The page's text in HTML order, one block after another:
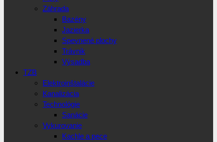
Záhrada
Bazény
Jazierka
Spevnené plochy
Trávnik
Výsadba
TZB
Elektroinštalácie
Kanalizácia
Technológie
Sanácie
Vykurovanie
Kachle a pece